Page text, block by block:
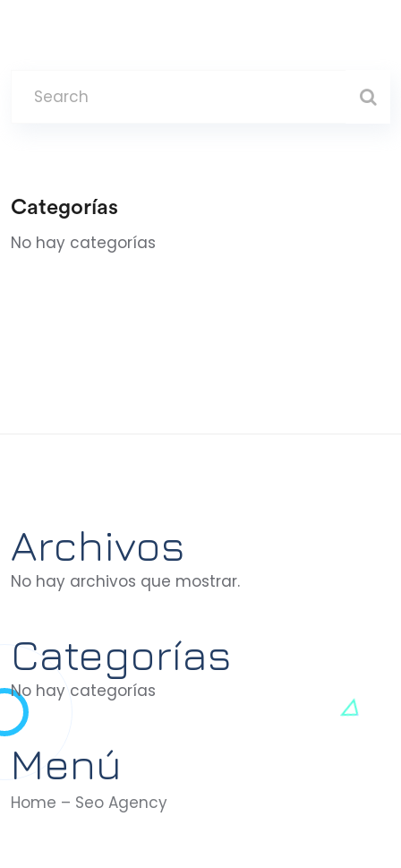
Categorías
No hay categorías
Archivos
No hay archivos que mostrar.
Categorías
No hay categorías
Menú
Home – Seo Agency